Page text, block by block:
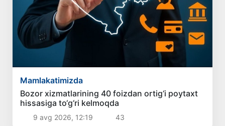
Mamlakatimizda
Bozor xizmatlarining 40 foizdan ortig‘i poytaxt
hissasiga to‘g‘ri kelmoqda
9 avg 2026, 12:19 43